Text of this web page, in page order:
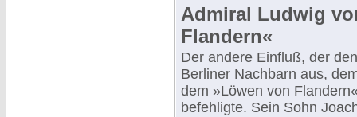
Admiral Ludwig
Flandern«
Der andere Einfluß, der
Berliner Nachbarn aus,
dem »Löwen von
befehligte. Sein Sohn